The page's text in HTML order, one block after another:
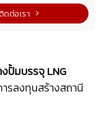
ต่อเรา
งปั้มบรรจุ LNG
รลงทุนสร้างสถานี